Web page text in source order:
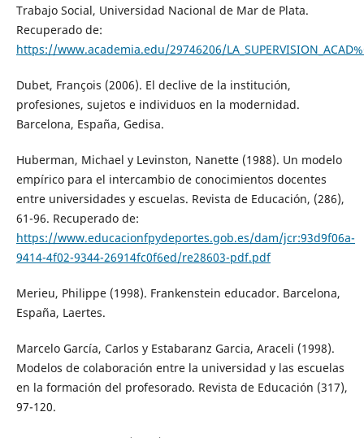
Trabajo Social, Universidad Nacional de Mar de Plata.
Recuperado de:
https://www.academia.edu/29746206/
Dubet, François (2006). El declive de la institución,
profesiones, sujetos e individuos en la modernidad.
Barcelona, España, Gedisa.
Huberman, Michael y Levinston, Nanette (1988). Un modelo
empírico para el intercambio de conocimientos docentes
entre universidades y escuelas. Revista de Educación, (286),
61-96. Recuperado de:
https://www.educacionfpydeportes.gob.es/dam/jcr:93d9f06a-
9414-4f02-9344-26914fc0f6ed/re28603-pdf.pdf
Merieu, Philippe (1998). Frankenstein educador. Barcelona,
España, Laertes.
Marcelo García, Carlos y Estabaranz Garcia, Araceli (1998).
Modelos de colaboración entre la universidad y las escuelas
en la formación del profesorado. Revista de Educación (317),
97-120.